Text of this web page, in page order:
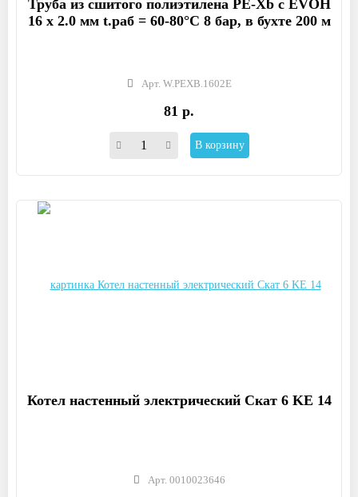
Труба из сшитого полиэтилена PE-Xb с EVOH
16 x 2.0 мм t.раб = 60-80°C 8 бар, в бухте 200 м
Арт. W.PEXB.1602E
81 р.
В корзину
Котел настенный электрический Скат 6 KE 14
Арт. 0010023646